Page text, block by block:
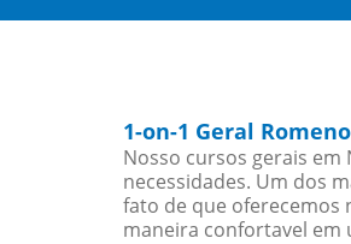
1-on-1 Geral
Nosso cursos gerais
necessidades. Um dos
fato de que oferecemos
maneira confortavel em